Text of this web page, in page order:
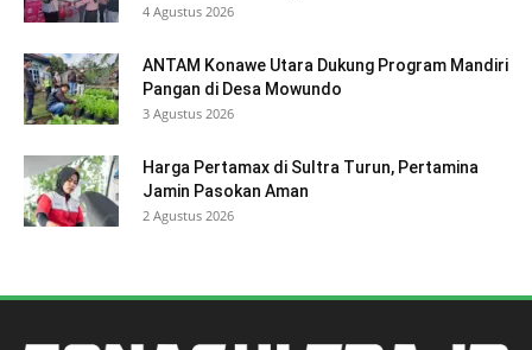
4 Agustus 2026
ANTAM Konawe Utara Dukung Program Mandiri
Pangan di Desa Mowundo
3 Agustus 2026
Harga Pertamax di Sultra Turun, Pertamina
Jamin Pasokan Aman
2 Agustus 2026